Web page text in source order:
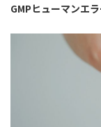
GMPヒューマンエ